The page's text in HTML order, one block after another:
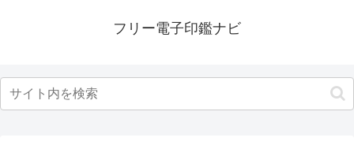
フリー電子印鑑ナビ